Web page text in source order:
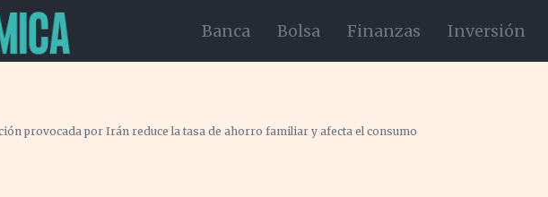
Banca Bolsa Finanzas Inversión
provocada por Irán reduce la tasa de ahorro familiar y afecta el consumo